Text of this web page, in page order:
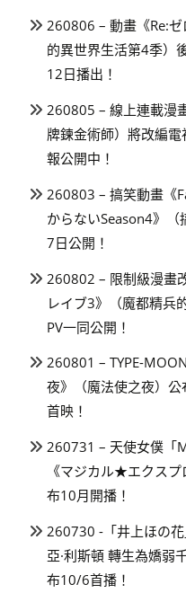
260806 – 動畫《Re:
的異世界生活第4季）
12日播出！
260805 – 線上連載漫
牌鍊金術師）將改編
報公開中！
260803 – 搞笑動畫《
からないSeason4》
7日公開！
260802 – 限制級漫畫
レイブ3》（魔都精兵
PV一同公開！
260801 – TYPE-
夜》（魔法使之夜）
首映！
260731 – 天使女僕「
《マジカル★エクス
布10月開播！
260730 -「井上ほの
亞·利斯頓 轉生為嬌弱
布10/6首播！